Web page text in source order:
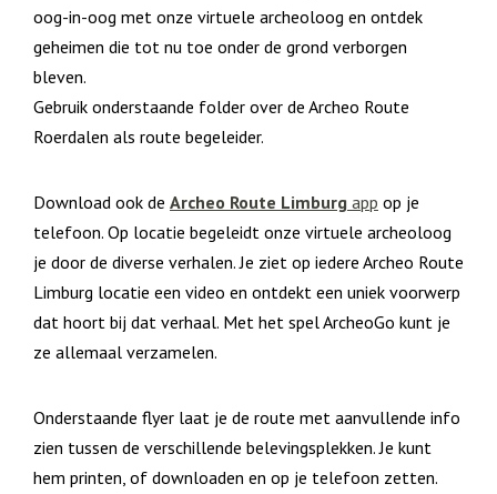
oog-in-oog met onze virtuele archeoloog en ontdek
geheimen die tot nu toe onder de grond verborgen
bleven.
Gebruik onderstaande folder over de Archeo Route
Roerdalen als route begeleider.
Download ook de Archeo Route Limburg app op je
telefoon. Op locatie begeleidt onze virtuele archeoloog
je door de diverse verhalen. Je ziet op iedere Archeo Route
Limburg locatie een video en ontdekt een uniek voorwerp
dat hoort bij dat verhaal. Met het spel ArcheoGo kunt je
ze allemaal verzamelen.
Onderstaande flyer laat je de route met aanvullende info
zien tussen de verschillende belevingsplekken. Je kunt
hem printen, of downloaden en op je telefoon zetten.